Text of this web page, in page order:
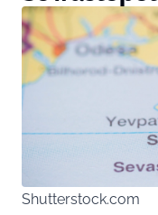
Shutterstock.com